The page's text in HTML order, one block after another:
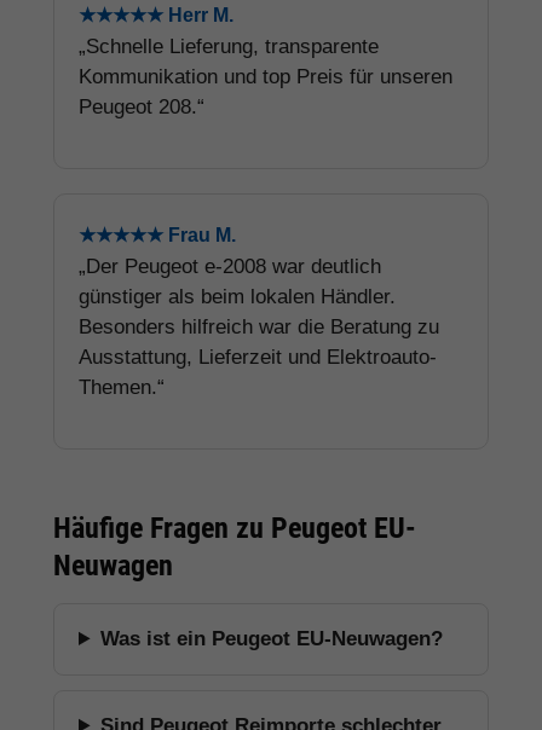
★★★★★ Herr M.
„Schnelle Lieferung, transparente
Kommunikation und top Preis für unseren
Peugeot 208.“
★★★★★ Frau M.
„Der Peugeot e-2008 war deutlich
günstiger als beim lokalen Händler.
Besonders hilfreich war die Beratung zu
Ausstattung, Lieferzeit und Elektroauto-
Themen.“
Häufige Fragen zu Peugeot EU-
Neuwagen
Was ist ein Peugeot EU-Neuwagen?